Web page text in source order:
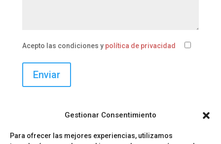
Gestionar Consentimiento
Para ofrecer las mejores experiencias, utilizamos
Acepto las condiciones y política de privacidad